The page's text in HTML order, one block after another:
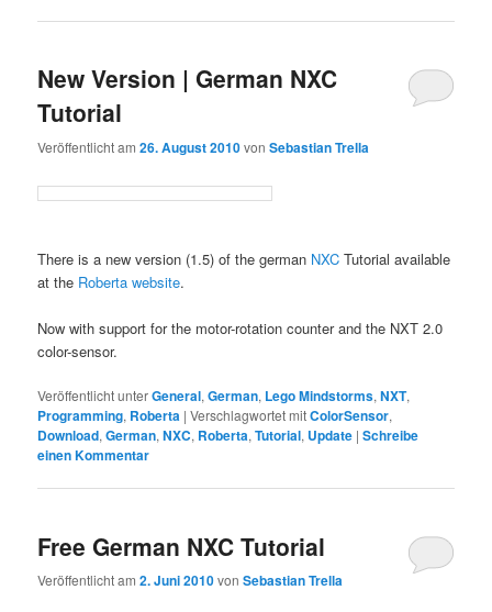
New Version | German NXC
Tutorial
Veröffentlicht am26. August 2010vonSebastian Trella
There is a new version (1.5) of the german NXC Tutorial available
at the Roberta website.
Now with support for the motor-rotation counter and the NXT 2.0
color-sensor.
Veröffentlicht unterGeneral,German, Lego Mindstorms,NXT,
Programming, Roberta |Verschlagwortet mitColorSensor,
Download,German,NXC, Roberta,Tutorial, Update |Schreibe
einen Kommentar
Free German NXC Tutorial
Veröffentlicht am2. Juni 2010vonSebastian Trella